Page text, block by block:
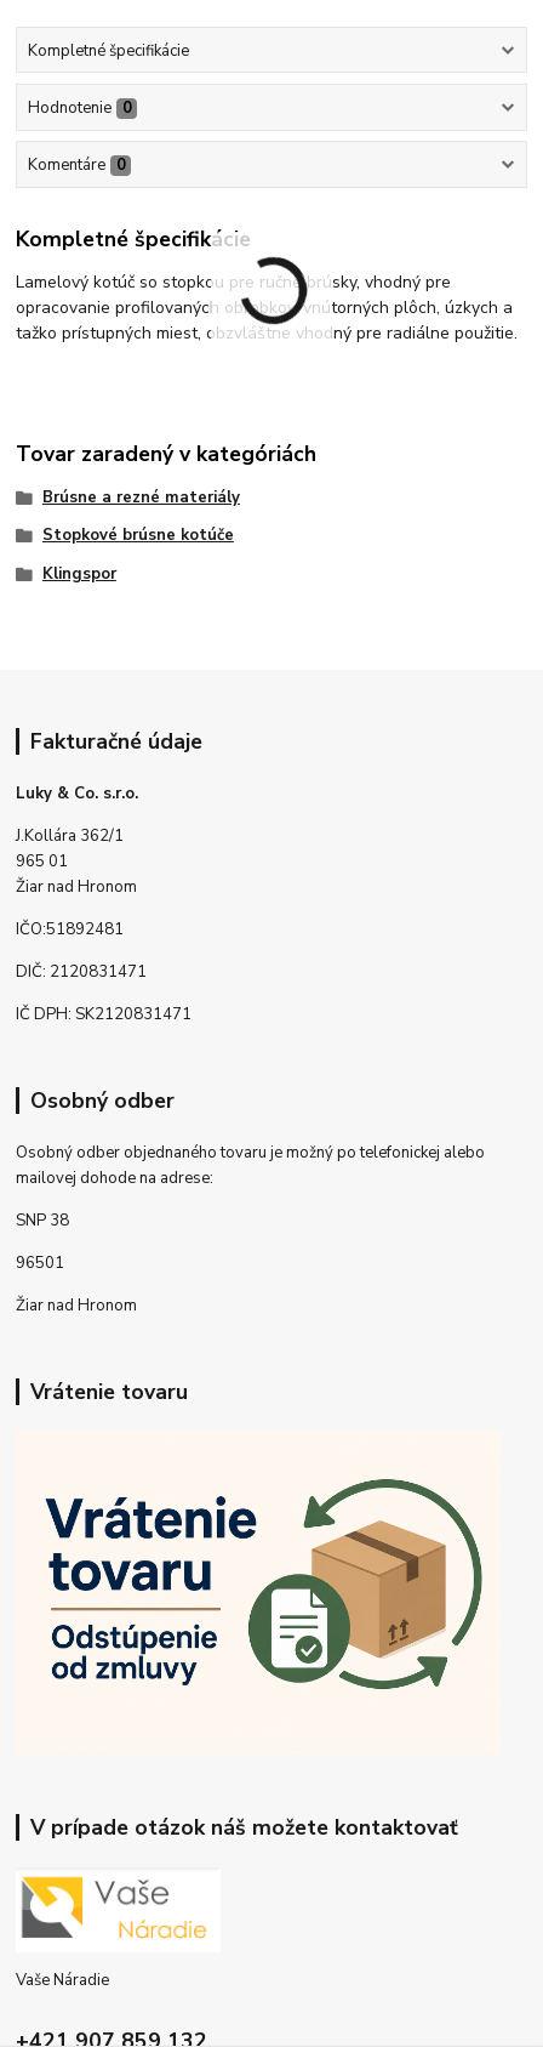
Kompletné špecifikácie
Hodnotenie 0
Komentáre 0
Kompletné špecifikácie
Lamelový kotúč so stopkou pre ručné brúsky, vhodný pre
opracovanie profilovaných obrobkov, vnútorných plôch, úzkych a
tažko prístupných miest, obzvláštne vhodný pre radiálne použitie.
Tovar zaradený v kategóriách
Brúsne a rezné materiály
Stopkové brúsne kotúče
Klingspor
Fakturačné údaje
Luky & Co. s.r.o.
J.Kollára 362/1
965 01
Žiar nad Hronom
IČO:51892481
DIČ: 2120831471
IČ DPH: SK2120831471
Osobný odber
Osobný odber objednaného tovaru je možný po telefonickej alebo
mailovej dohode na adrese:
SNP 38
96501
Žiar nad Hronom
Vrátenie tovaru
V prípade otázok náš možete kontaktovať
Vaše Náradie